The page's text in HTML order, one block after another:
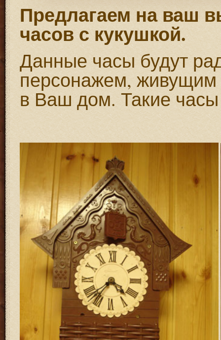
Предлагаем на ваш
часов с кукушкой.
Данные часы будут
персонажем, живущим
в Ваш дом. Такие